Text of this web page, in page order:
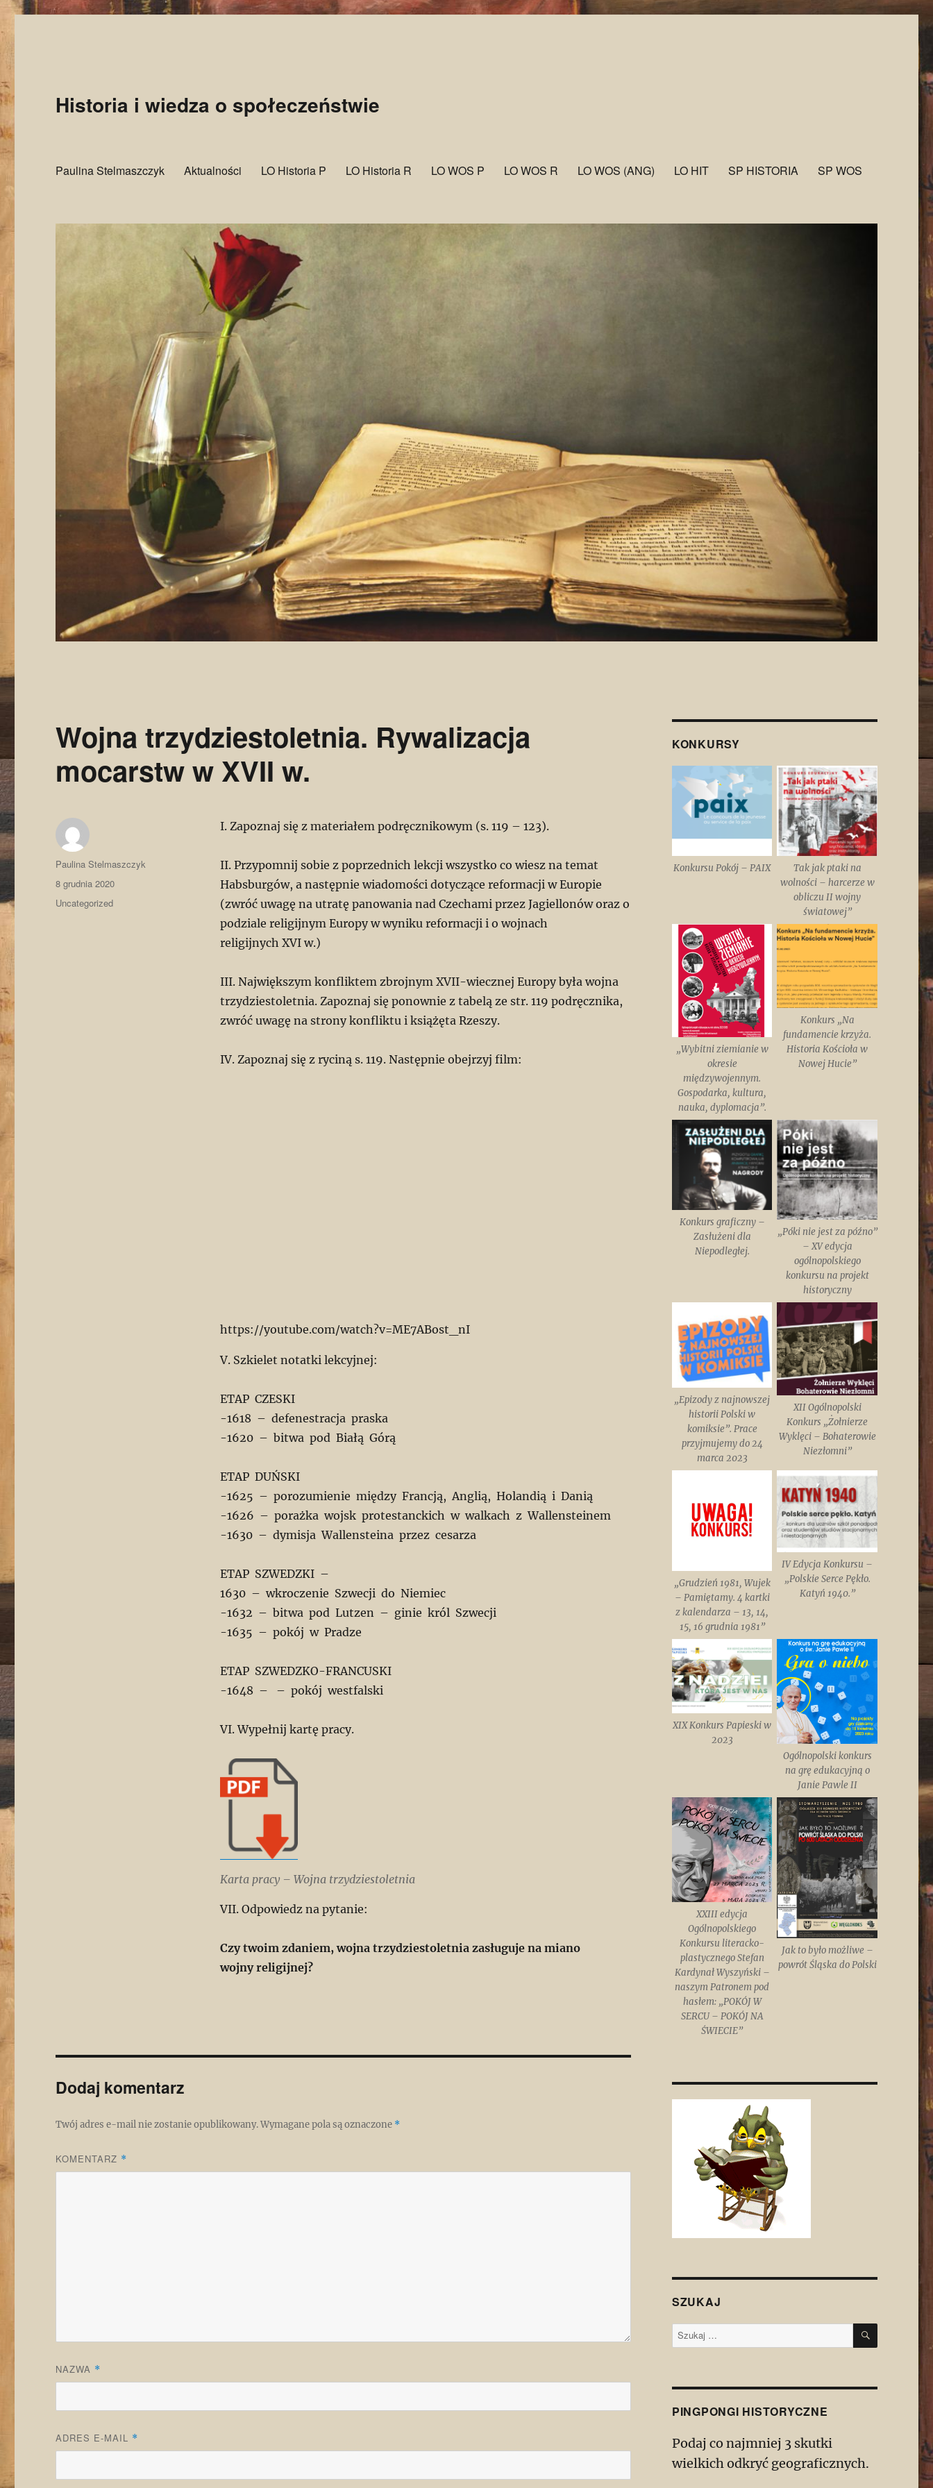
Historia i wiedza o społeczeństwie
Paulina Stelmaszczyk Aktualności LO Historia P LO Historia R LO WOS P LO WOS R LO WOS (ANG) LO HIT SP HISTORIA SP WOS
Wojna trzydziestoletnia. Rywalizacja
mocarstw w XVII w.
I. Zapoznaj się z materiałem podręcznikowym (s. 119 – 123).
II. Przypomnij sobie z poprzednich lekcji wszystko co wiesz na temat
Habsburgów, a następnie wiadomości dotyczące reformacji w Europie
(zwróć uwagę na utratę panowania nad Czechami przez Jagiellonów oraz o
podziale religijnym Europy w wyniku reformacji i o wojnach
religijnych XVI w.)
III. Największym konfliktem zbrojnym XVII-wiecznej Europy była wojna
trzydziestoletnia. Zapoznaj się ponownie z tabelą ze str. 119 podręcznika,
zwróć uwagę na strony konfliktu i książęta Rzeszy.
IV. Zapoznaj się z ryciną s. 119. Następnie obejrzyj film:
https://youtube.com/watch?v=ME7ABost_nI
V. Szkielet notatki lekcyjnej:
ETAP CZESKI
-1618 – defenestracja praska
-­1620 – bitwa pod Białą Górą
ETAP DUŃSKI
-­1625 – porozumienie między Francją, Anglią, Holandią i Danią
-­1626 – porażka wojsk protestanckich w walkach z Wallensteinem
-1630 – dymisja Wallensteina przez cesarza
ETAP SZWEDZKI –
­1630 – wkroczenie Szwecji do Niemiec
-­1632 – bitwa pod Lutzen – ginie król Szwecji
-­1635 – pokój w Pradze
ETAP SZWEDZKO-FRANCUSKI
-1648 – – pokój westfalski
VI. Wypełnij kartę pracy.
Karta pracy – Wojna trzydziestoletnia
VII. Odpowiedz na pytanie:
Czy twoim zdaniem, wojna trzydziestoletnia zasługuje na miano
wojny religijnej?
Autor
Paulina Stelmaszczyk
Data
publikacji
8 grudnia 2020
Kategorie
Uncategorized
Dodaj komentarz
Twój adres e-mail nie zostanie opublikowany.Wymagane pola są oznaczone *
KOMENTARZ *
NAZWA *
ADRES E-MAIL *
KONKURSY
Konkursu Pokój – PAIX
Tak jak ptaki na
wolności – harcerze w
obliczu II wojny
światowej”
„Wybitni ziemianie w
okresie
międzywojennym.
Gospodarka, kultura,
nauka, dyplomacja”.
Konkurs „Na
fundamencie krzyża.
Historia Kościoła w
Nowej Hucie”
Konkurs graficzny –
Zasłużeni dla
Niepodległej.
„Póki nie jest za późno”
– XV edycja
ogólnopolskiego
konkursu na projekt
historyczny
„Epizody z najnowszej
historii Polski w
komiksie”. Prace
przyjmujemy do 24
marca 2023
XII Ogólnopolski
Konkurs „Żołnierze
Wyklęci – Bohaterowie
Niezłomni”
„Grudzień 1981, Wujek
– Pamiętamy. 4 kartki
z kalendarza – 13, 14,
15, 16 grudnia 1981”
IV Edycja Konkursu –
„Polskie Serce Pękło.
Katyń 1940.”
XIX Konkurs Papieski w
2023
Ogólnopolski konkurs
na grę edukacyjną o
Janie Pawle II
XXIII edycja
Ogólnopolskiego
Konkursu literacko-
plastycznego Stefan
Kardynał Wyszyński –
naszym Patronem pod
hasłem: „POKÓJ W
SERCU – POKÓJ NA
ŚWIECIE”
Jak to było możliwe –
powrót Śląska do Polski
SZUKAJ
Szukaj: SZUKAJ
PINGPONGI HISTORYCZNE
Podaj co najmniej 3 skutki
wielkich odkryć geograficznych.